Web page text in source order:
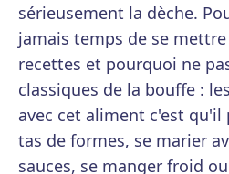
sérieusement la dèche.
jamais temps de se
recettes et pourquoi ne
classiques de la bouffe :
avec cet aliment c'est
tas de formes, se marier
sauces, se manger froid